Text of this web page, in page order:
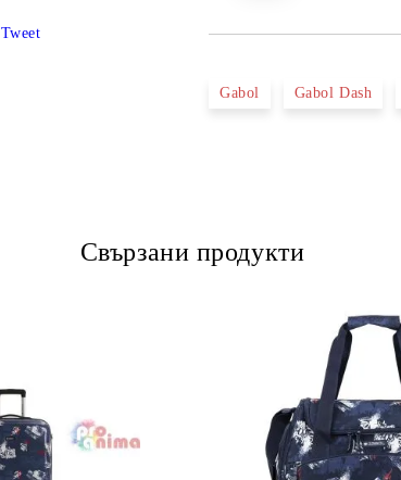
Gabol Gabol Dash
Tweet
Свързани продукти